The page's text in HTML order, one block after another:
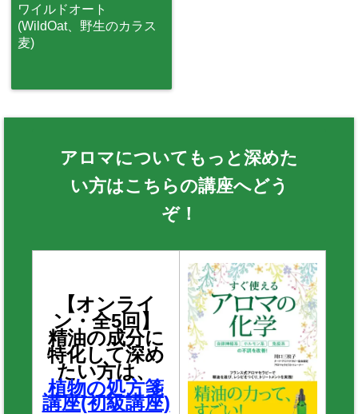
ワイルドオート
(WildOat、野生のカラス
麦)
アロマについてもっと深めた
い方はこちらの講座へどう
ぞ！
【オンライ
ン・全5回】
精油の成分に
特化して深め
たい方は、
植物の処方箋
講座(初級講座)